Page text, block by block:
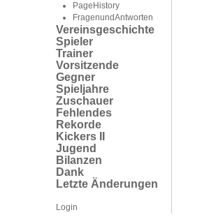
PageHistory
FragenundAntworten
Vereinsgeschichte
Spieler
Trainer
Vorsitzende
Gegner
Spieljahre
Zuschauer
Fehlendes
Rekorde
Kickers II
Jugend
Bilanzen
Dank
Letzte Änderungen
Login